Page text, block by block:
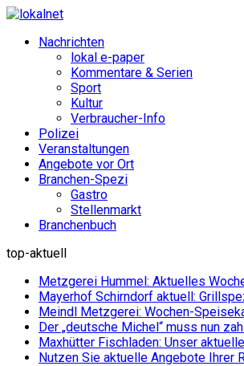
Nachrichten
lokal e-paper
Kommentare & Serien
Sport
Kultur
Verbraucher-Info
Polizei
Veranstaltungen
Angebote vor Ort
Branchen-Spezi
Gastro
Stellenmarkt
Branchenbuch
top-aktuell
Metzgerei Hummel: Aktuelles
Mayerhof Schirndorf aktuell:
Meindl Metzgerei: Wochen-
Der „deutsche Michel“ muss nun
Maxhütter Fischladen: Unser
Nutzen Sie aktuelle Angebote Ihrer